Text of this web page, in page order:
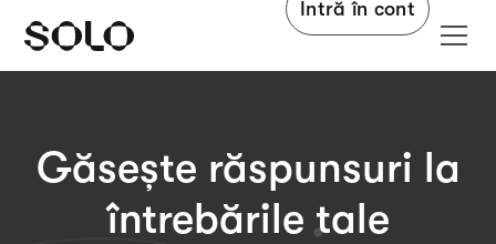
Intră în cont
Găsește răspunsuri la
întrebările tale